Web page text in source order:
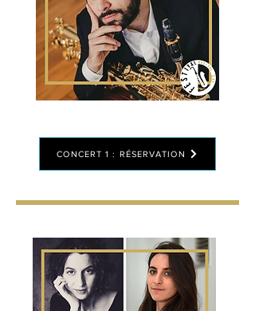
CONCERT 1 : RÉSERVATION